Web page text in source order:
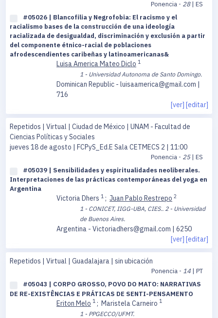
Ponencia - 28| ES
#05026 | Blancofilia y Negrofobia: El racismo y el
racialismo bases de la construcción de una ideología
racializada de desigualdad, discriminación y exclusión a partir
del componente étnico-racial de poblaciones
afrodescendientes caribeñas y latinoamericanas&
Luisa America Mateo Diclo 1
1 - Universidad Autonoma de Santo Domingo.
Dominican Republic - luisaamerica@gmail.com |
716
[ver] [editar]
Repetidos | Virtual | Ciudad de México | UNAM - Facultad de
Ciencias Políticas y Sociales
jueves 18 de agosto | FCPyS_Ed.E Sala CETMECS 2 | 11:00
Ponencia - 25| ES
#05039 | Sensibilidades y espiritualidades neoliberales.
Interpretaciones de las prácticas contemporáneas del yoga en
Argentina
Victoria Dhers 1 ; Juan Pablo Restrepo 2
1 - CONICET, IIGG-UBA, CIES.. 2 - Universidad
de Buenos Aires.
Argentina - Victoriadhers@gmail.com | 6250
[ver] [editar]
Repetidos | Virtual | Guadalajara | sin ubicación
Ponencia - 14 | PT
#05043 | CORPO GROSSO, POVO DO MATO: NARRATIVAS
DE RE-EXISTÊNCIAS E PRÁTICAS DE SENTI-PENSAMENTO
Eriton Melo 1 ; Maristela Carneiro 1
1 - PPGECCO/UFMT.